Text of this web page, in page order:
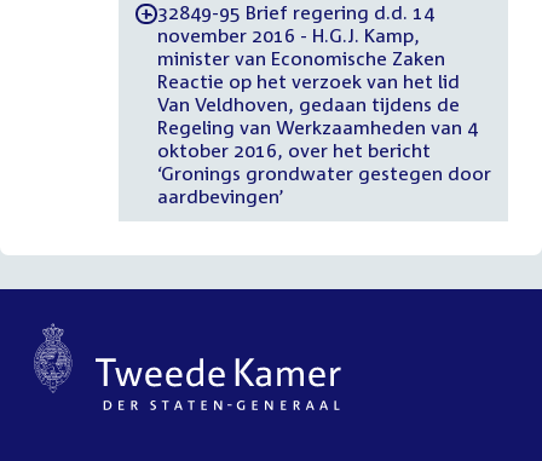
-32849-95 Brief regering d.d. 14
november 2016 - H.G.J. Kamp,
minister van Economische Zaken
Reactie op het verzoek van het lid
Van Veldhoven, gedaan tijdens de
Regeling van Werkzaamheden van 4
oktober 2016, over het bericht
‘Gronings grondwater gestegen door
aardbevingen’